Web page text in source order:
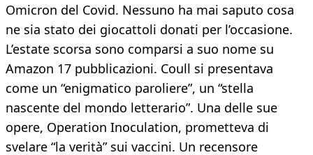
Omicron del Covid. Nessuno ha mai saputo cosa
ne sia stato dei giocattoli donati per l’occasione.
L’estate scorsa sono comparsi a suo nome su
Amazon 17 pubblicazioni. Coull si presentava
come un “enigmatico paroliere”, un “stella
nascente del mondo letterario”. Una delle sue
opere, Operation Inoculation, prometteva di
svelare “la verità” sui vaccini. Un recensore